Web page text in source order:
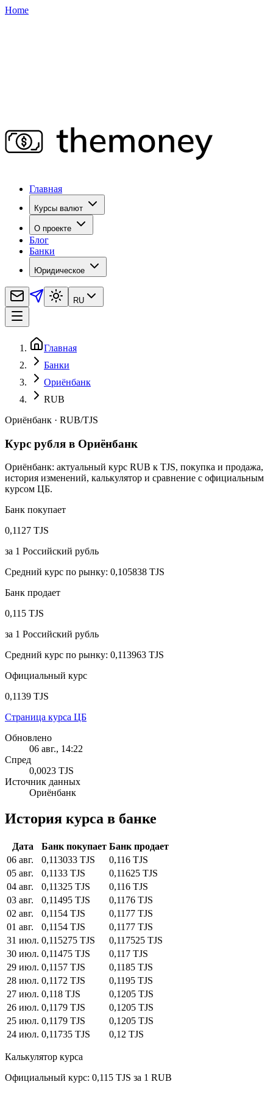
Home
Главная
Курсы валют
О проекте
Блог
Банки
Юридическое
RU
Главная
Банки
Ориёнбанк
RUB
Ориёнбанк · RUB/TJS
Курс рубля в Ориёнбанк
Ориёнбанк: актуальный курс RUB к TJS, покупка и продажа,
история изменений, калькулятор и сравнение с официальным
курсом ЦБ.
Банк покупает
0,1127 TJS
за 1 Российский рубль
Средний курс по рынку: 0,105838 TJS
Банк продает
0,115 TJS
за 1 Российский рубль
Средний курс по рынку: 0,113963 TJS
Официальный курс
0,1139 TJS
Страница курса ЦБ
Обновлено
06 авг., 14:22
Спред
0,0023 TJS
Источник данных
Ориёнбанк
История курса в банке
Дата Банк покупает Банк продает
06 авг.
0,113033 TJS
0,116 TJS
05 авг.
0,1133 TJS
0,11625 TJS
04 авг.
0,11325 TJS
0,116 TJS
03 авг.
0,11495 TJS
0,1176 TJS
02 авг.
0,1154 TJS
0,1177 TJS
01 авг.
0,1154 TJS
0,1177 TJS
31 июл. 0,115275 TJS
0,117525 TJS
30 июл. 0,11475 TJS
0,117 TJS
29 июл. 0,1157 TJS
0,1185 TJS
28 июл. 0,1172 TJS
0,1195 TJS
27 июл. 0,118 TJS
0,1205 TJS
26 июл. 0,1179 TJS
0,1205 TJS
25 июл. 0,1179 TJS
0,1205 TJS
24 июл. 0,11735 TJS 0,12 TJS
Калькулятор курса
Официальный курс: 0,115 TJS за 1 RUB